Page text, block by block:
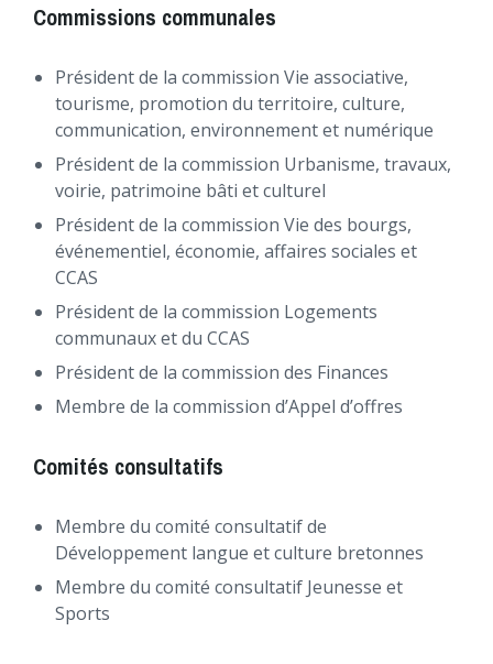
Commissions communales
Président de la commission Vie associative,
tourisme, promotion du territoire, culture,
communication, environnement et numérique
Président de la commission Urbanisme, travaux,
voirie, patrimoine bâti et culturel
Président de la commission Vie des bourgs,
événementiel, économie, affaires sociales et
CCAS
Président de la commission Logements
communaux et du CCAS
Président de la commission des Finances
Membre de la commission d’Appel d’offres
Comités consultatifs
Membre du comité consultatif de
Développement langue et culture bretonnes
Membre du comité consultatif Jeunesse et
Sports